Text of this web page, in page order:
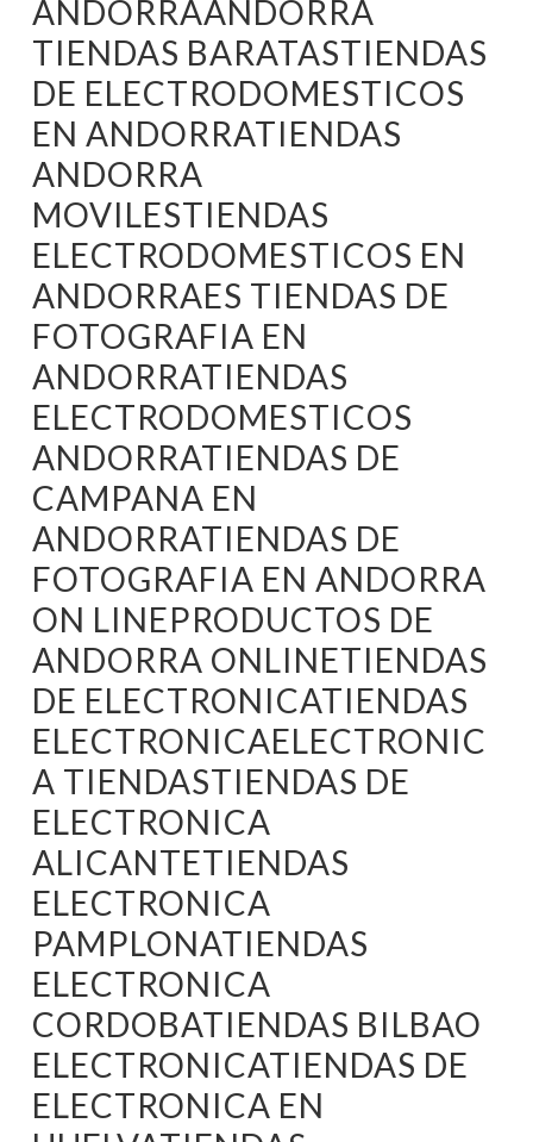
ANDORRAANDORRA
TIENDAS BARATASTIENDAS
DE ELECTRODOMESTICOS
EN ANDORRATIENDAS
ANDORRA
MOVILESTIENDAS
ELECTRODOMESTICOS EN
ANDORRAES TIENDAS DE
FOTOGRAFIA EN
ANDORRATIENDAS
ELECTRODOMESTICOS
ANDORRATIENDAS DE
CAMPANA EN
ANDORRATIENDAS DE
FOTOGRAFIA EN ANDORRA
ON LINEPRODUCTOS DE
ANDORRA ONLINETIENDAS
DE ELECTRONICATIENDAS
ELECTRONICAELECTRONIC
A TIENDASTIENDAS DE
ELECTRONICA
ALICANTETIENDAS
ELECTRONICA
PAMPLONATIENDAS
ELECTRONICA
CORDOBATIENDAS BILBAO
ELECTRONICATIENDAS DE
ELECTRONICA EN